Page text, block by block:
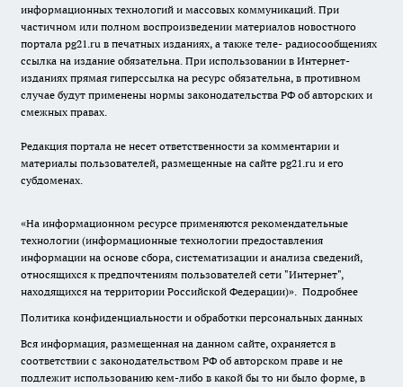
информационных технологий и массовых коммуникаций. При
частичном или полном воспроизведении материалов новостного
портала pg21.ru в печатных изданиях, а также теле- радиосообщениях
ссылка на издание обязательна. При использовании в Интернет-
изданиях прямая гиперссылка на ресурс обязательна, в противном
случае будут применены нормы законодательства РФ об авторских и
смежных правах.
Редакция портала не несет ответственности за комментарии и
материалы пользователей, размещенные на сайте pg21.ru и его
субдоменах.
«На информационном ресурсе применяются рекомендательные
технологии (информационные технологии предоставления
информации на основе сбора, систематизации и анализа сведений,
относящихся к предпочтениям пользователей сети "Интернет",
находящихся на территории Российской Федерации)». Подробнее
Политика конфиденциальности и обработки персональных данных
Вся информация, размещенная на данном сайте, охраняется в
соответствии с законодательством РФ об авторском праве и не
подлежит использованию кем-либо в какой бы то ни было форме, в